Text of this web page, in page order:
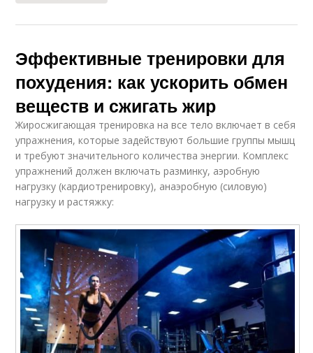
Эффективные тренировки для
похудения: как ускорить обмен
веществ и сжигать жир
Жиросжигающая тренировка на все тело включает в себя
упражнения, которые задействуют большие группы мышц
и требуют значительного количества энергии. Комплекс
упражнений должен включать разминку, аэробную
нагрузку (кардиотренировку), анаэробную (силовую)
нагрузку и растяжку: